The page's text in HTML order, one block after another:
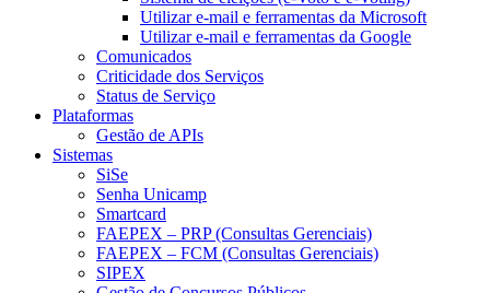
Utilizar e-mail e ferramentas da Microsoft
Utilizar e-mail e ferramentas da Google
Comunicados
Criticidade dos Serviços
Status de Serviço
Plataformas
Gestão de APIs
Sistemas
SiSe
Senha Unicamp
Smartcard
FAEPEX – PRP (Consultas Gerenciais)
FAEPEX – FCM (Consultas Gerenciais)
SIPEX